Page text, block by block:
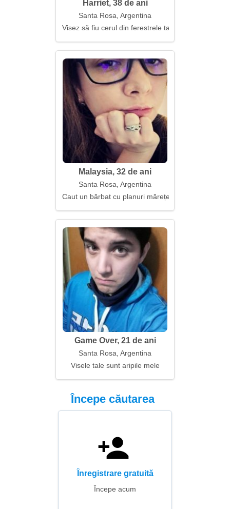
Harriet, 38 de ani
Santa Rosa, Argentina
Visez să fiu cerul din ferestrele tale
Malaysia, 32 de ani
Santa Rosa, Argentina
Caut un bărbat cu planuri mărețe
Game Over, 21 de ani
Santa Rosa, Argentina
Visele tale sunt aripile mele
Începe căutarea
Înregistrare gratuită
Începe acum